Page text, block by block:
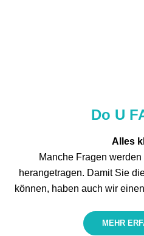
Do U
Alles
Manche Fragen
herangetragen. Damit Sie
können, haben auch wir
MEHR